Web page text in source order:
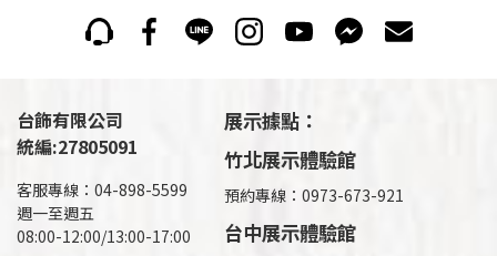
台飾有限公司
統編:27805091
客服專線：04-898-5599
週一至週五
08:00-12:00/13:00-17:00
展示據點：
竹北展示體驗館
預約專線：0973-673-921
台中展示體驗館